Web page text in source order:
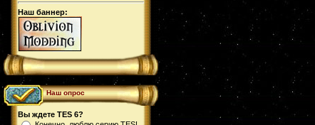
Наш баннер:
Наш опрос
Вы ждете TES 6?